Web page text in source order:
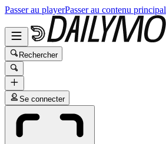
Passer au playerPasser au contenu principal
Rechercher
Se connecter